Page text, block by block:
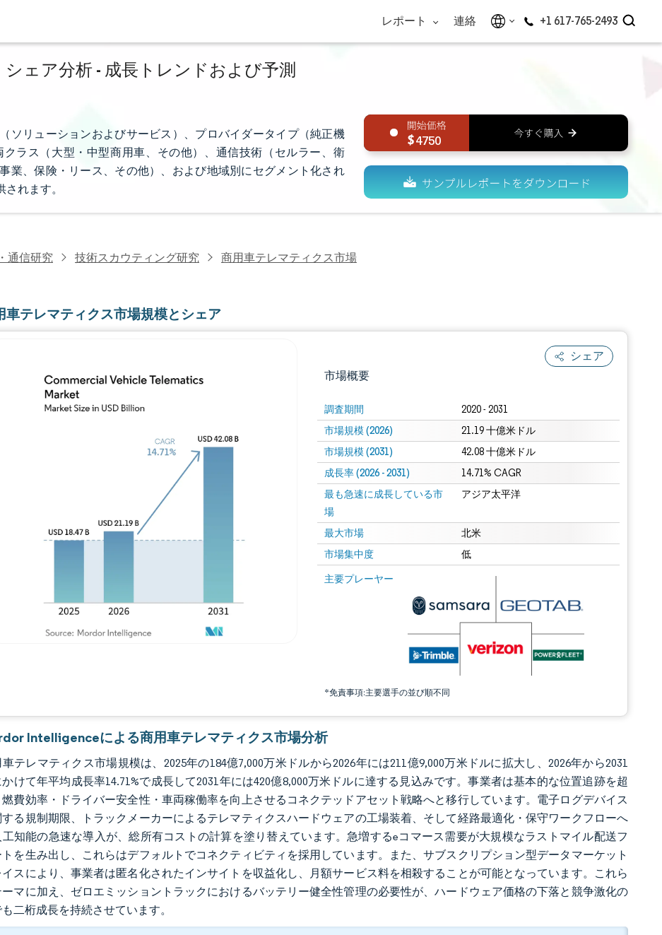
レポート 連絡 +1 617-765-2493
ェア分析 - 成長トレンドおよび予測
ソリューションおよびサービス）、プロバイダータイプ（純正機
ラス（大型・中型商用車、その他）、通信技術（セルラー、衛
業、保険・リース、その他）、および地域別にセグメント化され
れます。
4750
通信研究 技術スカウティング研究 商用車テレマティクス市場
車テレマティクス市場規模とシェア
シェア
市場概要
調査期間 2020 - 2031
市場規模 (2026) 21.19 十億米ドル
市場規模 (2031) 42.08 十億米ドル
成長率 (2026 - 2031) 14.71% CAGR
最も急速に成長している市
場
アジア太平洋
最大市場 北米
市場集中度 低
主要プレーヤー
*免責事項:主要選手の並び順不同
画像 © Mordor Intelligence。再利用にはCC BY 4.0の表示が必要です。
画像 © Mordor Intelligence。再利用にはCC BY 4.0の表示が必要です。
Intelligenceによる商用車テレマティクス市場分析
テレマティクス市場規模は、2025年の184億7,000万米ドルから2026年には211億9,000万米ドルに拡大し、2026年から2031
けて年平均成長率14.71%で成長して2031年には420億8,000万米ドルに達する見込みです。事業者は基本的な位置追跡を超
燃費効率・ドライバー安全性・車両稼働率を向上させるコネクテッドアセット戦略へと移行しています。電子ログデバイス
する規制期限、トラックメーカーによるテレマティクスハードウェアの工場装着、そして経路最適化・保守ワークフローへ
知能の急速な導入が、総所有コストの計算を塗り替えています。急増するeコマース需要が大規模なラストマイル配送フ
トを生み出し、これらはデフォルトでコネクティビティを採用しています。また、サブスクリプション型データマーケット
イスにより、事業者は匿名化されたインサイトを収益化し、月額サービス料を相殺することが可能となっています。これら
マに加え、ゼロエミッショントラックにおけるバッテリー健全性管理の必要性が、ハードウェア価格の下落と競争激化の
二桁成長を持続させています。